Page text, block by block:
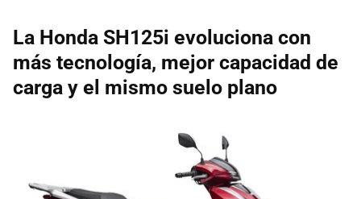
La Honda SH125i evoluciona con
más tecnología, mejor capacidad de
carga y el mismo suelo plano